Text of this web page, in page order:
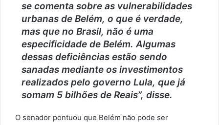
se comenta sobre as vulnerabilidades
urbanas de Belém, o que é verdade,
mas que no Brasil, não é uma
especificidade de Belém. Algumas
dessas deficiências estão sendo
sanadas mediante os investimentos
realizados pelo governo Lula, que já
somam 5 bilhões de Reais”, disse.
O senador pontuou que Belém não pode ser